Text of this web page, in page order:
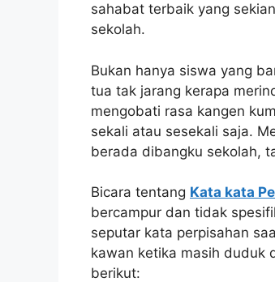
sahabat terbaik yang
sekolah.
Bukan hanya siswa yang
tua tak jarang kerapa
mengobati rasa kangen
sekali atau sesekali saja.
berada dibangku sekolah,
Bicara tentang Kata kata
bercampur dan tidak
seputar kata perpisahan
kawan ketika masih duduk
berikut: